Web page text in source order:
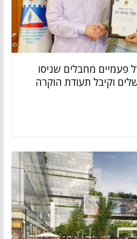
פעמיים מחבלים שניסו
וקיבל תעודת הוקרה